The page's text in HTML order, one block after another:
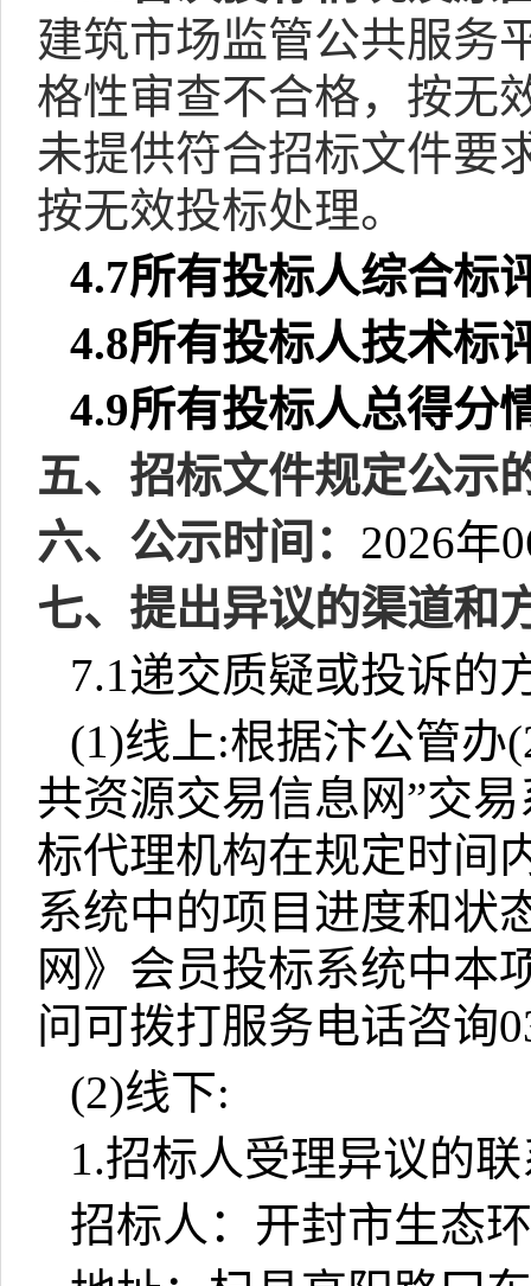
建筑市场监管公共服务
格性审查不合格，按无
未提供符合招标文件要
按无效投标处理。
4.7所有投标人综合标
4.8所有投标人技术标
4.9所有投标人总得分
五、招标文件规定公示
六、公示时间： 2026年
七、提出异议的渠道和
7.1递交质疑或投诉的
(1)线上:根据汴公管办
共资源交易信息网”交
标代理机构在规定时间
系统中的项目进度和状
网》会员投标系统中本
问可拨打服务电话咨询
(2)线下:
1.招标人受理异议的
招标人：开封市生态